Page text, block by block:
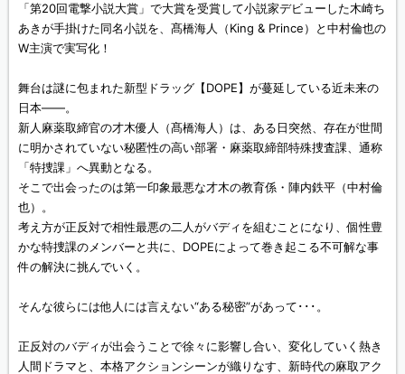
「第20回電撃小説大賞」で大賞を受賞して小説家デビューした木崎ち
あきが手掛けた同名小説を、髙橋海人（King & Prince）と中村倫也の
W主演で実写化！
舞台は謎に包まれた新型ドラッグ【DOPE】が蔓延している近未来の
日本――。
新人麻薬取締官の才木優人（髙橋海人）は、ある日突然、存在が世間
に明かされていない秘匿性の高い部署・麻薬取締部特殊捜査課、通称
「特捜課」へ異動となる。
そこで出会ったのは第一印象最悪な才木の教育係・陣内鉄平（中村倫
也）。
考え方が正反対で相性最悪の二人がバディを組むことになり、個性豊
かな特捜課のメンバーと共に、DOPEによって巻き起こる不可解な事
件の解決に挑んでいく。
そんな彼らには他人には言えない“ある秘密”があって･･･。
正反対のバディが出会うことで徐々に影響し合い、変化していく熱き
人間ドラマと、本格アクションシーンが織りなす、新時代の麻取アク